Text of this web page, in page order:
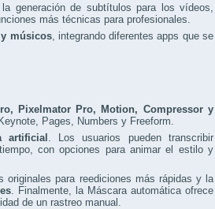
la generación de subtítulos para los vídeos,
más técnicas para profesionales.
músicos, integrando diferentes apps que se
Pixelmator Pro, Motion, Compressor y
Pages, Numbers y Freeform.
artificial . Los usuarios pueden transcribir
con opciones para animar el estilo y
originales para reediciones más rápidas y la
. Finalmente, la Máscara automática ofrece
de un rastreo manual.